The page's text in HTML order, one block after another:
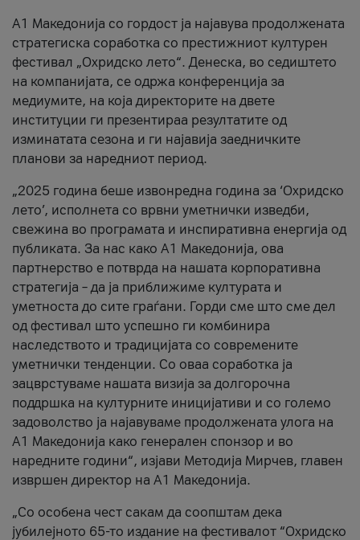
A1 Македонија со гордост ја најавува продолжената
стратегиска соработка со престижниот културен
фестивал „Охридско лето“. Денеска, во седиштето
на компанијата, се одржа конференција за
медиумите, на која директорите на двете
институции ги презентираа резултатите од
изминатата сезона и ги најавија заедничките
планови за наредниот период.
„2025 година беше извонредна година за ‘Охридско
лето’, исполнета со врвни уметнички изведби,
свежина во програмата и инспиративна енергија од
публиката. За нас како A1 Македонија, ова
партнерство е потврда на нашата корпоративна
стратегија – да ја приближиме културата и
уметноста до сите граѓани. Горди сме што сме дел
од фестивал што успешно ги комбинира
наследството и традицијата со современите
уметнички тенденции. Со оваа соработка ја
зацврстуваме нашата визија за долгорочна
поддршка на културните иницијативи и со големо
задоволство ја најавуваме продолжената улога на
A1 Македонија како генерален спонзор и во
наредните години“, изјави Методија Мирчев, главен
извршен директор на A1 Македонија.
„Со особена чест сакам да соопштам дека
јубилејното 65-то издание на фестивалот “Охридско